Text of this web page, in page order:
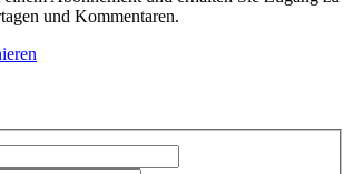
und Kommentaren.